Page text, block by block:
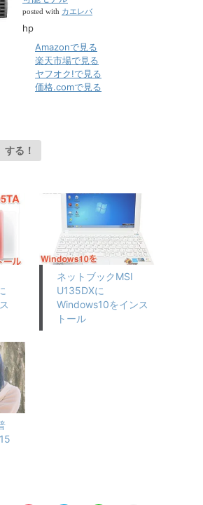
posted with カエレバ
hp
Amazonで見る
楽天市場で見る
ヤフオク!で見る
価格.comで見る
る！
ネットブックMSI
U135DXに
Windows10をインス
トール